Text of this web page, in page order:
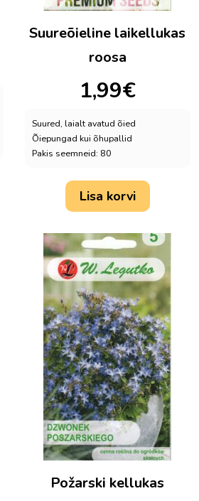
Suureõieline laikellukas
roosa
1,99€
Suured, laialt avatud õied
Õiepungad kui õhupallid
Pakis seemneid: 80
Lisa korvi
Požarski kellukas